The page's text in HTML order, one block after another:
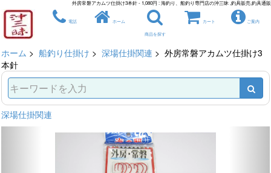
外房常磐アカムツ仕掛け3本針 - 1,080円 : 海釣り、船釣り専門店の沖三昧 ,釣具販売,釣具通販
電話 ホーム
商品を探す
カート ご案内
ホーム > 船釣り仕掛け > 深場仕掛関連 > 外房常磐アカムツ仕掛け3
本針
深場仕掛関連